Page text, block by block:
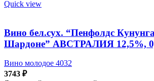
Quick view
Вино бел.сух. “Пенфолдс
Шардоне” АВСТРАЛИЯ 12,5%,
Вино молодое 4032
3743 ₽